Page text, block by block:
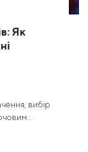
Як
вибір